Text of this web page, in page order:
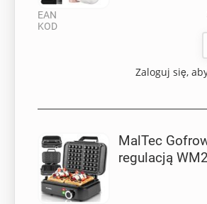
EAN
KOD
Zaloguj się,
MalTec
regulacją